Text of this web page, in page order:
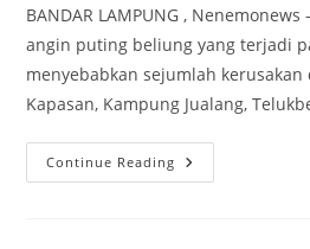
BANDAR LAMPUNG ,
angin puting beliung yang terjadi
menyebabkan sejumlah
Kapasan, Kampung Jualang,
Continue Reading DPD
PAN